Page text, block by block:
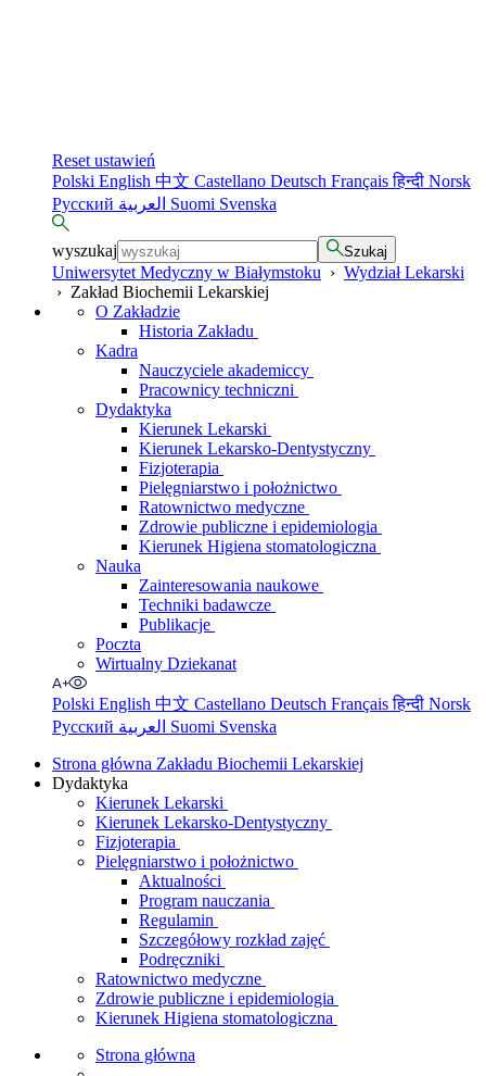
Reset ustawień
Polski English 中文 Castellano Deutsch Françaisहिन्दी Norsk
Русский
Suomi Svenska
wyszukaj Szukaj
Uniwersytet Medyczny w Białymstoku › Wydział Lekarski
› Zakład Biochemii Lekarskiej
O Zakładzie
Historia Zakładu
Kadra
Nauczyciele akademiccy
Pracownicy techniczni
Dydaktyka
Kierunek Lekarski
Kierunek Lekarsko-Dentystyczny
Fizjoterapia
Pielęgniarstwo i położnictwo
Ratownictwo medyczne
Zdrowie publiczne i epidemiologia
Kierunek Higiena stomatologiczna
Nauka
Zainteresowania naukowe
Techniki badawcze
Publikacje
Poczta
Wirtualny Dziekanat
Polski English 中文 Castellano Deutsch Françaisहिन्दी Norsk
Русский
Suomi Svenska
Strona główna Zakładu Biochemii Lekarskiej
Dydaktyka
Kierunek Lekarski
Kierunek Lekarsko-Dentystyczny
Fizjoterapia
Pielęgniarstwo i położnictwo
Aktualności
Program nauczania
Regulamin
Szczegółowy rozkład zajęć
Podręczniki
Ratownictwo medyczne
Zdrowie publiczne i epidemiologia
Kierunek Higiena stomatologiczna
Strona główna